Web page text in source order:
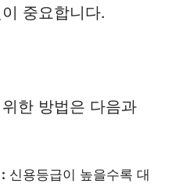
중요합니다.
한 방법은 다음과
신용등급이 높을수록 대